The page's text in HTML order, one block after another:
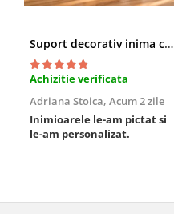
Suport decorativ inima cu mesaje, Cadou cu suflet
Achizitie verificata
Adriana Stoica, Acum 2 zile
Inimioarele le-am pictat si
le-am personalizat.